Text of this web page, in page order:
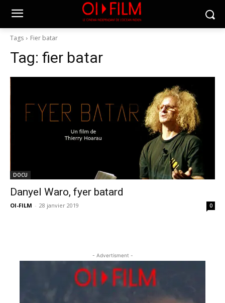
Tags Fier batar
Tag: fier batar
DOCU
Danyel Waro, fyer batard
OI-FILM - 28 janvier 2019 0
- Advertisment -